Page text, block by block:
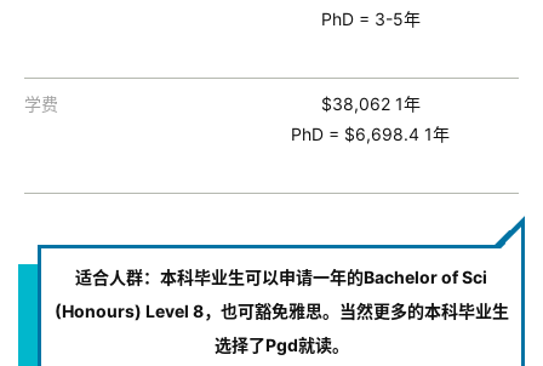
PhD = 3-5年
学费
$38,062 1年
PhD = $6,698.4 1年
适合人群：本科毕业生可以申请一年的Bachelor of Sci
(Honours) Level 8，也可豁免雅思。当然更多的本科毕业生
选择了Pgd就读。